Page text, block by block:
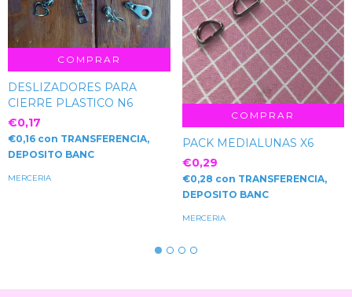
COMPRAR
DESLIZADORES PARA
CIERRE PLASTICO N6
€0,17
€0,16 con TRANSFERENCIA,
DEPOSITO BANC
MERCERIA
COMPRAR
PACK MEDIALUNAS X6
€0,29
€0,28 con TRANSFERENCIA,
DEPOSITO BANC
MERCERIA